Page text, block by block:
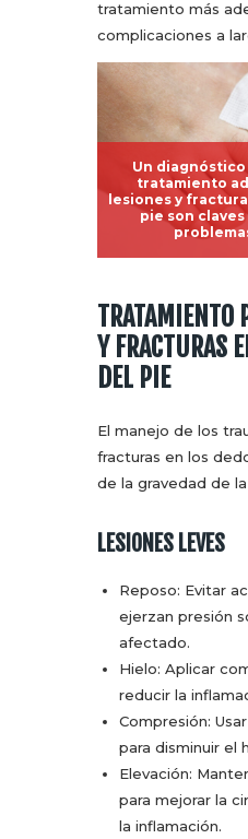
tratamiento más
complicaciones a
Un
tratamiento
lesiones y
pie son
TRATAMIENTO
Y FRACTURAS
DEL PIE
El manejo de los
fracturas en los
de la gravedad de
LESIONES LEVES
Reposo: Evitar
ejerzan presión
afectado.
Hielo: Aplicar
reducir la
Compresión:
para disminuir el
Elevación:
para mejorar la
la inflamación.